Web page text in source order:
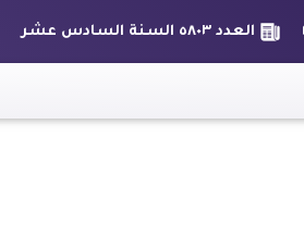
العدد ٥٨٠٣ السنة السادس عشر